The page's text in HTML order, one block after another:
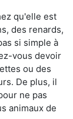
qu'elle est
des renards,
si simple à
vous devoir
ou des
De plus, il
ne pas
animaux de